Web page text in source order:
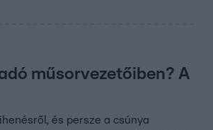
műsorvezetőiben? A
és persze a csúnya